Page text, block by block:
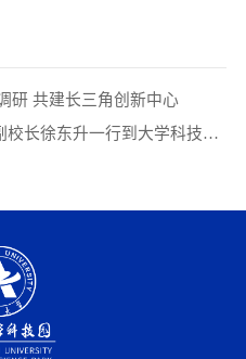
研 共建长三角创新中心
升一行到大学科技园调研指导工作